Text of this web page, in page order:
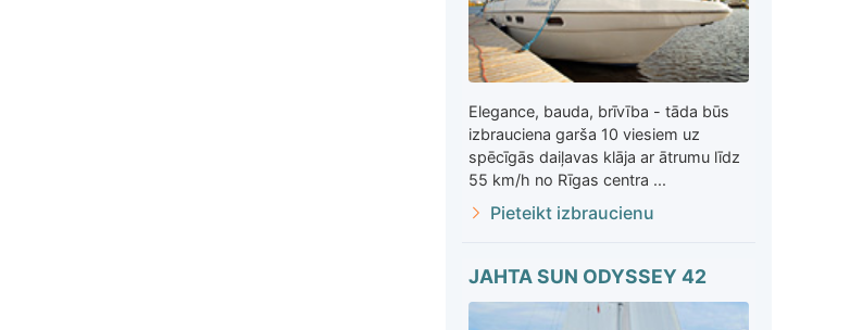
Elegance, bauda, brīvība - tāda būs
izbrauciena garša 10 viesiem uz
spēcīgās daiļavas klāja ar ātrumu līdz
55 km/h no Rīgas centra ...
Pieteikt izbraucienu
JAHTA SUN ODYSSEY 42